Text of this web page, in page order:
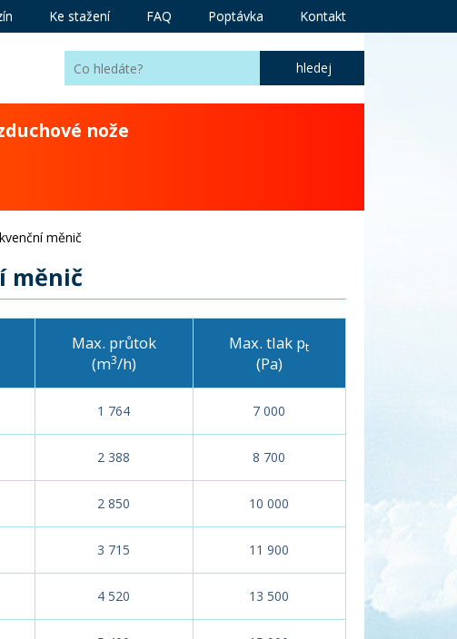
Ke stažení FAQ Poptávka Kontakt
nože
měnič
měnič
Max. průtok
(m3/h)
Max. tlak pt
(Pa)
1 764 7 000
2 388 8 700
2 850 10 000
3 715 11 900
4 520 13 500